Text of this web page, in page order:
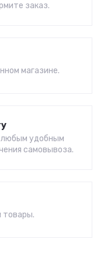
заказ.
магазине.
любым удобным
самовывоза.
товары.